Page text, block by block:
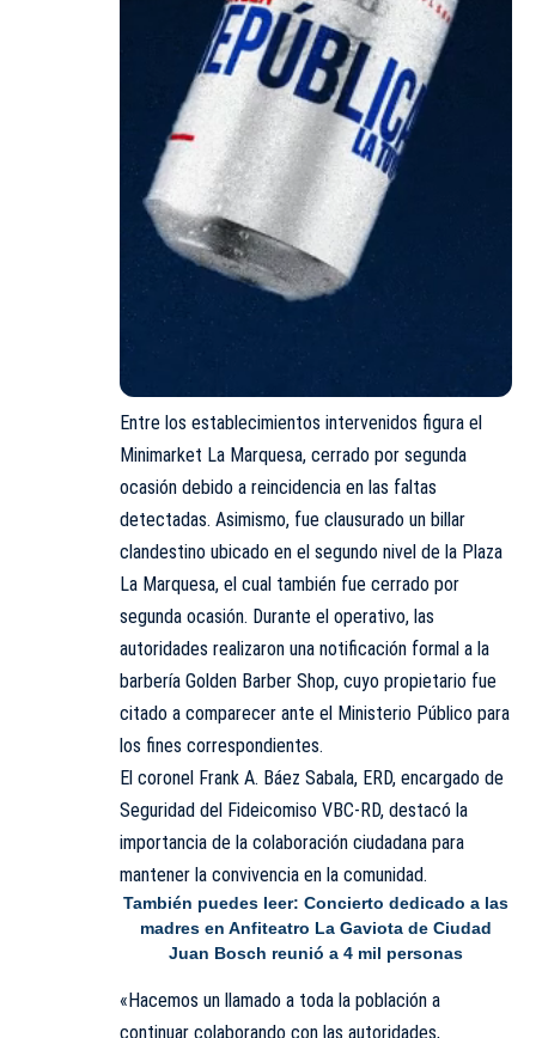
Entre los establecimientos intervenidos figura el
Minimarket La Marquesa, cerrado por segunda
ocasión debido a reincidencia en las faltas
detectadas. Asimismo, fue clausurado un billar
clandestino ubicado en el segundo nivel de la Plaza
La Marquesa, el cual también fue cerrado por
segunda ocasión. Durante el operativo, las
autoridades realizaron una notificación formal a la
barbería Golden Barber Shop, cuyo propietario fue
citado a comparecer ante el Ministerio Público para
los fines correspondientes.
El coronel Frank A. Báez Sabala, ERD, encargado de
Seguridad del Fideicomiso VBC-RD, destacó la
importancia de la colaboración ciudadana para
mantener la convivencia en la comunidad.
También puedes leer: Concierto dedicado a las
madres en Anfiteatro La Gaviota de Ciudad
Juan Bosch reunió a 4 mil personas
«Hacemos un llamado a toda la población a
continuar colaborando con las autoridades,